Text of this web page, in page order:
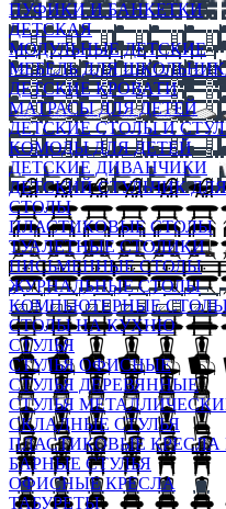
ПУФИКИ И БАНКЕТКИ
ДЕТСКАЯ
МОДУЛЬНЫЕ ДЕТСКИЕ
МЕБЕЛЬ ДЛЯ
ДЕТСКИЕ КРОВАТИ
МАТРАСЫ ДЛЯ ДЕТЕЙ
ДЕТСКИЕ СТОЛЫ И
КОМОДЫ ДЛЯ ДЕТЕЙ
ДЕТСКИЕ ДИВАНЧИКИ
ДЕТСКИЙ СТУЛЬЧИК
СТОЛЫ
ПЛАСТИКОВЫЕ СТОЛЫ
ТУАЛЕТНЫЕ СТОЛИКИ
ПИСЬМЕННЫЕ СТОЛЫ
ЖУРНАЛЬНЫЕ СТОЛЫ
КОМПЬЮТЕРНЫЕ
СТОЛЫ НА КУХНЮ
СТУЛЬЯ
СТУЛЬЯ ОФИСНЫЕ
СТУЛЬЯ ДЕРЕВЯННЫЕ
СТУЛЬЯ
СКЛАДНЫЕ СТУЛЬЯ
ПЛАСТИКОВЫЕ КРЕСЛА
БАРНЫЕ СТУЛЬЯ
ОФИСНЫЕ КРЕСЛА
ТАБУРЕТЫ